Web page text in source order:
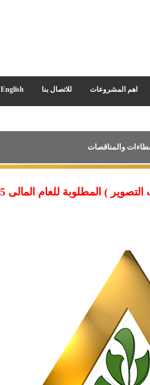
اهم المشروعات للاتصال بنا English
والمناقصات
2025-2026 طبقا للمنشور بالإعلان التالى